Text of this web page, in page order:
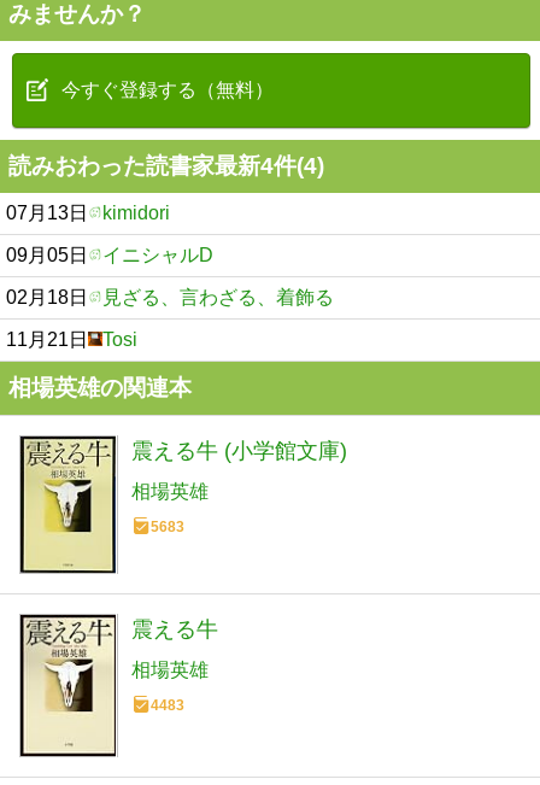
みませんか？
今すぐ登録する（無料）
読みおわった読書家最新4件(4)
07月13日 kimidori
09月05日 イニシャルD
02月18日 見ざる、言わざる、着飾る
11月21日 Tosi
相場英雄の関連本
震える牛 (小学館文庫)
相場英雄
5683
震える牛
相場英雄
4483